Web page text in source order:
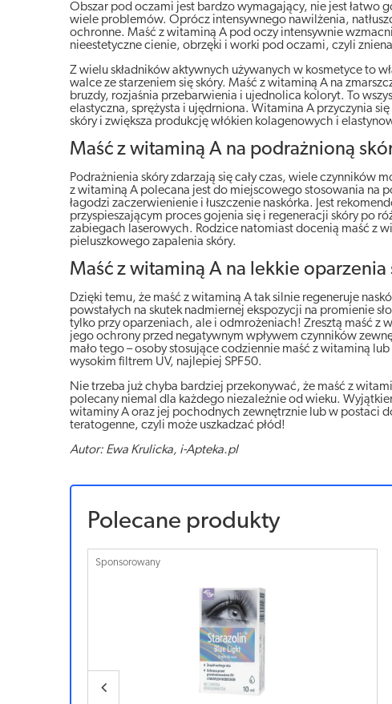
Obszar pod oczami jest bardzo wymagający, nie jest łatwo
wiele problemów. Oprócz intensywnego nawilżenia,
ochronne. Maść z witaminą A pod oczy intensywnie
nieestetyczne cienie, obrzęki i worki pod oczami, czyli
Z wielu składników aktywnych używanych w kosmetyce to
walce ze starzeniem się skóry. Maść z witaminą A na
bruzdy, rozjaśnia przebarwienia i ujednolica koloryt. To
elastyczna, sprężysta i ujędrniona. Witamina A przyczynia
skóry i zwiększa produkcję włókien kolagenowych i
Maść z witaminą A na podrażnioną
Podrażnienia skóry zdarzają się cały czas, wiele
z witaminą A polecana jest do miejscowego stosowania na
łagodzi zaczerwienienie i łuszczenie naskórka. Jest
przyspieszającym proces gojenia się i regeneracji skóry po
zabiegach laserowych. Rodzice natomiast docenią maść z
pieluszkowego zapalenia skóry.
Maść z witaminą A na lekkie oparzenia
Dzięki temu, że maść z witaminą A tak silnie regeneruje
powstałych na skutek nadmiernej ekspozycji na promienie
tylko przy oparzeniach, ale i odmrożeniach! Zresztą maść z
jego ochrony przed negatywnym wpływem czynników
mało tego – osoby stosujące codziennie maść z witaminą
wysokim filtrem UV, najlepiej SPF50.
Nie trzeba już chyba bardziej przekonywać, że maść z
polecany niemal dla każdego niezależnie od wieku.
witaminy A oraz jej pochodnych zewnętrznie lub w postaci
teratogenne, czyli może uszkadzać płód!
Autor: Ewa Krulicka, i-Apteka.pl
Polecane produkty
Sponsorowany